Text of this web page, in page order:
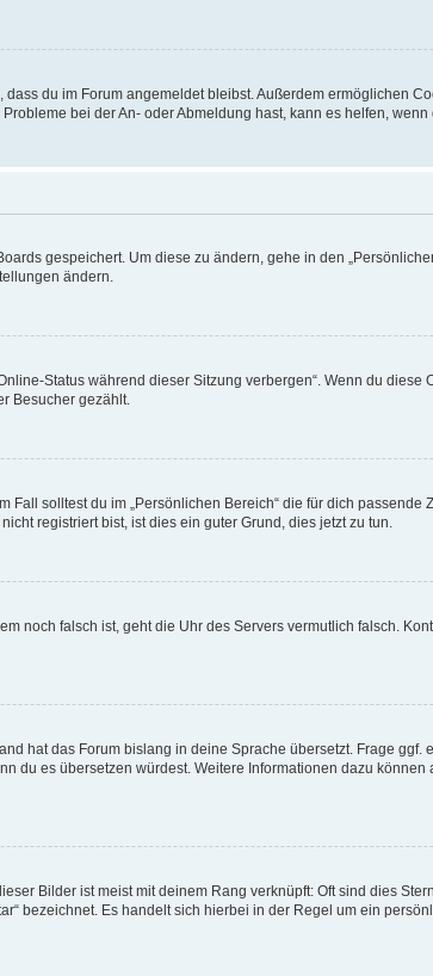
du im Forum angemeldet bleibst. Außerdem ermöglichen
bei der An- oder Abmeldung hast, kann es helfen, wenn
gespeichert. Um diese zu ändern, gehe in den
ändern.
Status während dieser Sitzung verbergen“. Wenn du diese
Besucher gezählt.
solltest du im „Persönlichen Bereich“ die für dich passende
registriert bist, ist dies ein guter Grund, dies jetzt zu tun.
noch falsch ist, geht die Uhr des Servers vermutlich falsch.
hat das Forum bislang in deine Sprache übersetzt. Frage ggf.
du es übersetzen würdest. Weitere Informationen dazu können
Bilder ist meist mit deinem Rang verknüpft: Oft sind dies
bezeichnet. Es handelt sich hierbei in der Regel um ein